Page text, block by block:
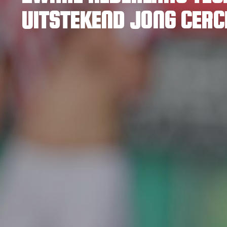
UITSTEKEND JONG